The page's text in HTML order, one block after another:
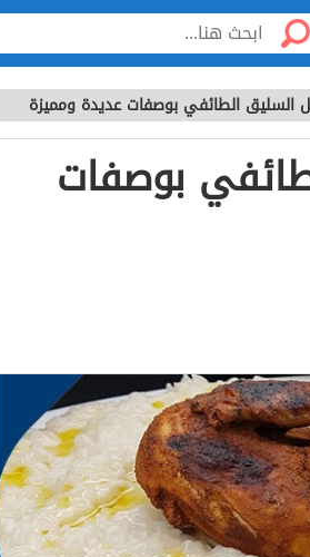
السليق الطائفي بوصفات عديدة ومميزة
بوصفات